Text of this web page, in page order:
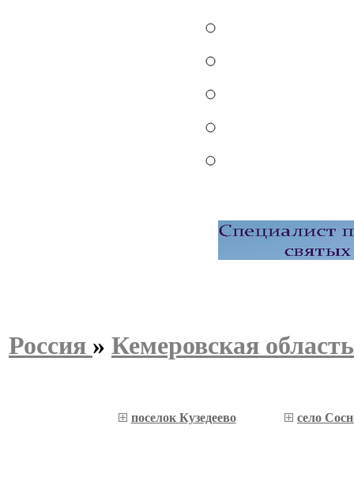
Россия » Кемеровская область
поселок Кузедеево село